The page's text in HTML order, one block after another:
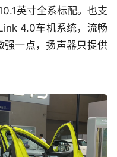
英寸全系标配。也支
4.0车机系统，流畅
强一点，扬声器只提供